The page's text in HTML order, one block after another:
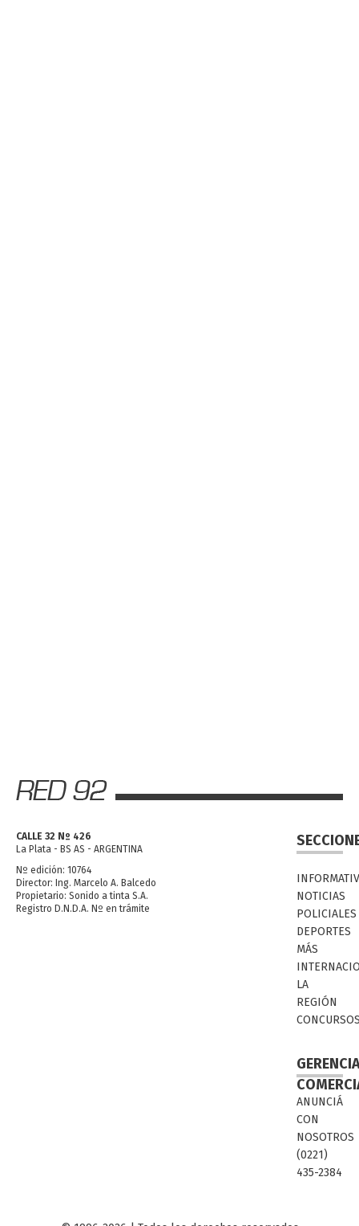
CALLE 32 Nº 426
La Plata - BS AS - ARGENTINA
Nº edición: 10764
Director: Ing. Marcelo A. Balcedo
Propietario: Sonido a tinta S.A.
Registro D.N.D.A. Nº en trámite
NOTICIAS
POLICIALES
DEPORTES
MÁS
LA
REGIÓN
ANUNCIÁ
CON
NOSOTROS
(0221)
435-2384